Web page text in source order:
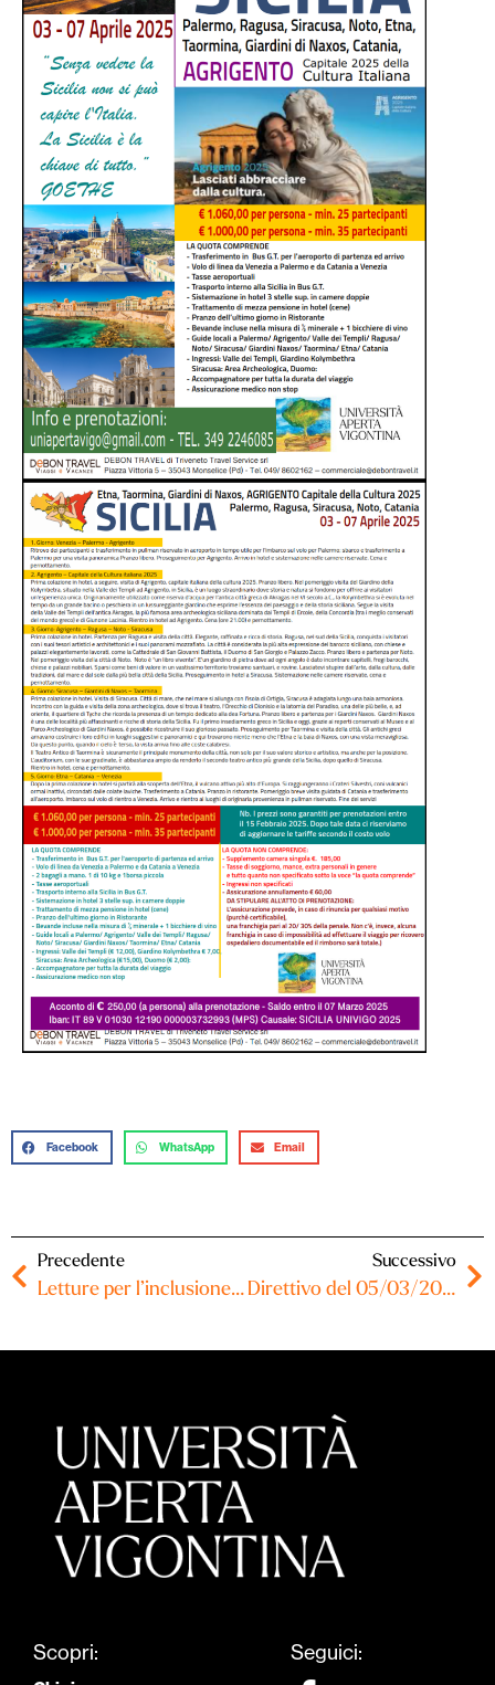
Facebook WhatsApp Email
Precedente
Letture per l’inclusione 2024-2025
Successivo
Direttivo del 05/03/2025 – Verbale
Scopri: Seguici: